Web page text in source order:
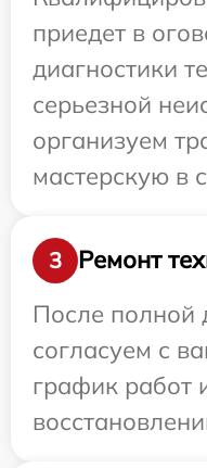
приедет в
диагностики
серьезной
организуем
мастерскую в
3
Ремонт
После полной
согласуем с
график работ